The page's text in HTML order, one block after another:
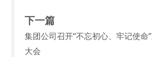
下一篇
集团公司召开“不忘初心、牢记使命
大会